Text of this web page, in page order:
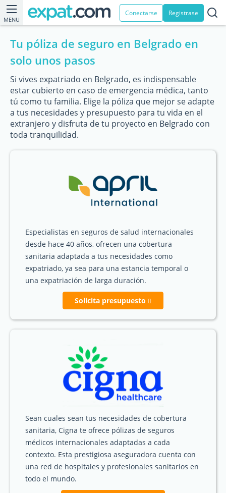
MENU
Conectarse Registrase
Tu póliza de seguro en Belgrado en
solo unos pasos
Si vives expatriado en Belgrado, es indispensable
estar cubierto en caso de emergencia médica, tanto
tú como tu familia. Elige la póliza que mejor se adapte
a tus necesidades y presupuesto para tu vida en el
extranjero y disfruta de tu proyecto en Belgrado con
toda tranquilidad.
Especialistas en seguros de salud internacionales
desde hace 40 años, ofrecen una cobertura
sanitaria adaptada a tus necesidades como
expatriado, ya sea para una estancia temporal o
una expatriación de larga duración.
Solicita presupuesto
Sean cuales sean tus necesidades de cobertura
sanitaria, Cigna te ofrece pólizas de seguros
médicos internacionales adaptadas a cada
contexto. Esta prestigiosa aseguradora cuenta con
una red de hospitales y profesionales sanitarios en
todo el mundo.